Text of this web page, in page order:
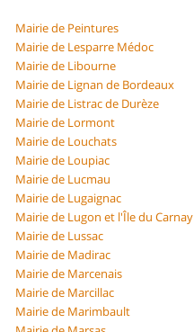
Mairie de Peintures
Mairie de Lesparre Médoc
Mairie de Libourne
Mairie de Lignan de Bordeaux
Mairie de Listrac de Durèze
Mairie de Lormont
Mairie de Louchats
Mairie de Loupiac
Mairie de Lucmau
Mairie de Lugaignac
Mairie de Lugon et l'Île du Carnay
Mairie de Lussac
Mairie de Madirac
Mairie de Marcenais
Mairie de Marcillac
Mairie de Marimbault